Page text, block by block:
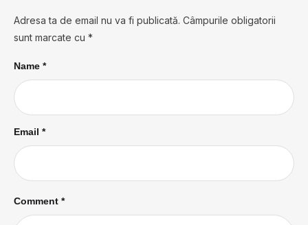
Adresa ta de email nu va fi publicată. Câmpurile obligatorii
sunt marcate cu *
Comment *
Name *
Email *